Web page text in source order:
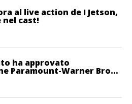
al live action de I Jetson,
nel cast!
ha approvato
Paramount-Warner Bros